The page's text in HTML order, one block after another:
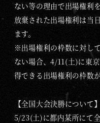
ない等の理由で出場権利
放棄された出場権利は当
ます。
※出場権利の枠数に対し
ない場合、4/11(土)に東
得できる出場権利の枠数
【全国大会決勝について】
5/23(土)に都内某所にて